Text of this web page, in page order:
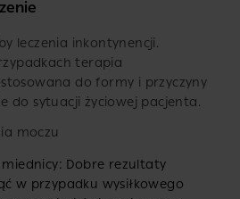
leczenia inkontynencji.
terapia
do formy i przyczyny
do sytuacji życiowej pacjenta.
moczu
Dobre rezultaty
w przypadku wysiłkowego